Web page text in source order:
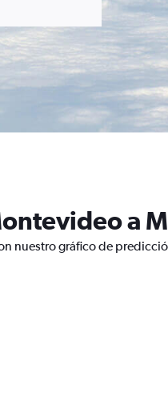
a
nuestro gráfico de